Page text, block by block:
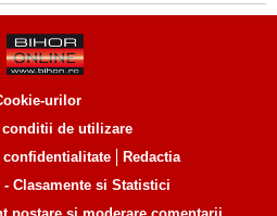
urilor
conditii de utilizare
confidentialitate
Redactia